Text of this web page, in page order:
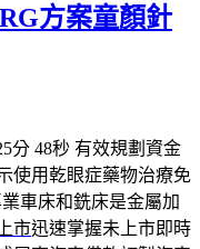
方案童顏針
分 48秒 有效規劃資金
使用乾眼症藥物治療免
車床和銑床是金屬加
市迅速掌握未上市即時